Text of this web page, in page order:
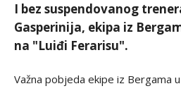
I bez suspendovanog
Gasperinija, ekipa iz
na "Luiđi Ferarisu".
Važna pobjeda ekipe iz Bergama